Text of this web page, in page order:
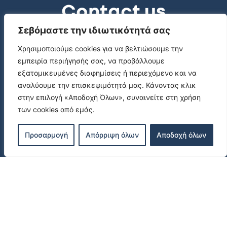
Σεβόμαστε την ιδιωτικότητά σας
Χρησιμοποιούμε cookies για να βελτιώσουμε την
εμπειρία περιήγησής σας, να προβάλλουμε
εξατομικευμένες διαφημίσεις ή περιεχόμενο και να
αναλύουμε την επισκεψιμότητά μας. Κάνοντας κλικ
στην επιλογή «Αποδοχή Όλων», συναινείτε στη χρήση
των cookies από εμάς.
Προσαρμογή Απόρριψη όλων Αποδοχή όλων
Contact us
Platanias, 73014, Chania, Crete
+30 6970 43 3979
info@funpools.gr
Privacy Policy